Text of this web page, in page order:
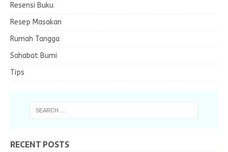
Resensi Buku
Resep Masakan
Rumah Tangga
Sahabat Bumi
Tips
RECENT POSTS